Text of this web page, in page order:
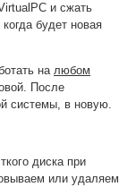
и сжать
будет новая
на любом
После
системы, в новую.
диска при
или удаляем